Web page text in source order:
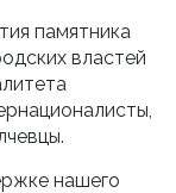
памятника
властей
нашего